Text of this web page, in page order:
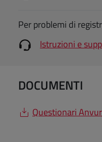
Per problemi di
Istruzioni e
DOCUMENTI
Questionari